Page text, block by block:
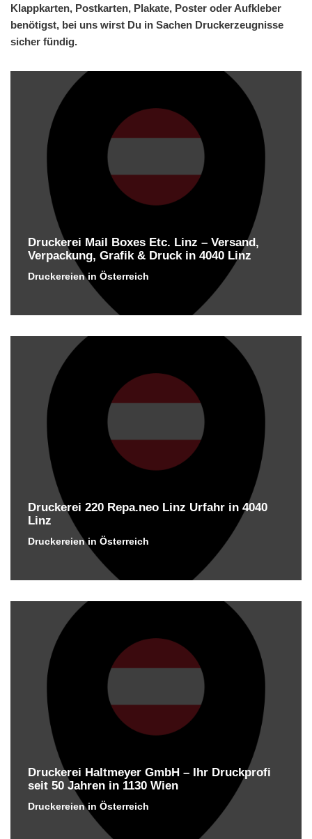
Klappkarten, Postkarten, Plakate, Poster oder Aufkleber
benötigst, bei uns wirst Du in Sachen Druckerzeugnisse
sicher fündig.
Druckerei Mail Boxes Etc. Linz – Versand,
Verpackung, Grafik & Druck in 4040 Linz
Druckereien in Österreich
Druckerei 220 Repa.neo Linz Urfahr in 4040
Linz
Druckereien in Österreich
Druckerei Haltmeyer GmbH – Ihr Druckprofi
seit 50 Jahren in 1130 Wien
Druckereien in Österreich